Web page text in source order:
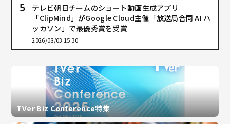
テレビ朝日チームのショート動画生成アプリ
「ClipMind」がGoogle Cloud主催「放送局合同 AI ハ
ッカソン」で最優秀賞を受賞
2026/08/03 15:30
TVer Biz Conference特集